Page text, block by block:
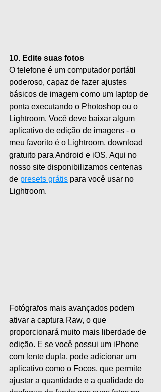
10. Edite suas fotos
O telefone é um computador portátil
poderoso, capaz de fazer ajustes
básicos de imagem como um laptop de
ponta executando o Photoshop ou o
Lightroom. Você deve baixar algum
aplicativo de edição de imagens - o
meu favorito é o Lightroom, download
gratuito para Android e iOS. Aqui no
nosso site disponibilizamos centenas
de presets grátis para você usar no
Lightroom.
Fotógrafos mais avançados podem
ativar a captura Raw, o que
proporcionará muito mais liberdade de
edição. E se você possui um iPhone
com lente dupla, pode adicionar um
aplicativo como o Focos, que permite
ajustar a quantidade e a qualidade do